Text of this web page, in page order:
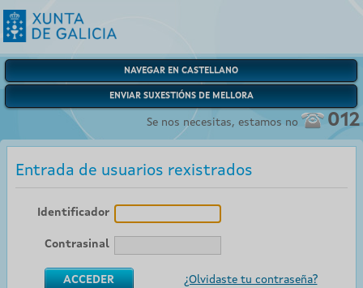
NAVEGAR EN CASTELLANO
ENVIAR SUXESTIÓNS DE MELLORA
Se nos necesitas, estamos no 012
Entrada de usuarios rexistrados
Identificador
Contrasinal
¿Olvidaste tu contraseña?